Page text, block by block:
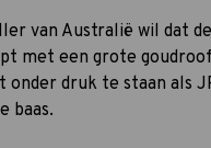
van Australië wil dat
met een grote
onder druk te staan als
baas.